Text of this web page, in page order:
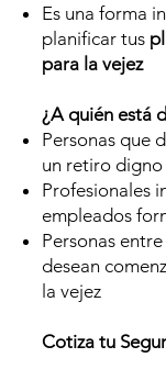
Es una forma
planificar tus
para la vejez
¿A quién está
Personas que
un retiro digno
Profesionales
empleados
Personas
desean
la vejez
Cotiza tu